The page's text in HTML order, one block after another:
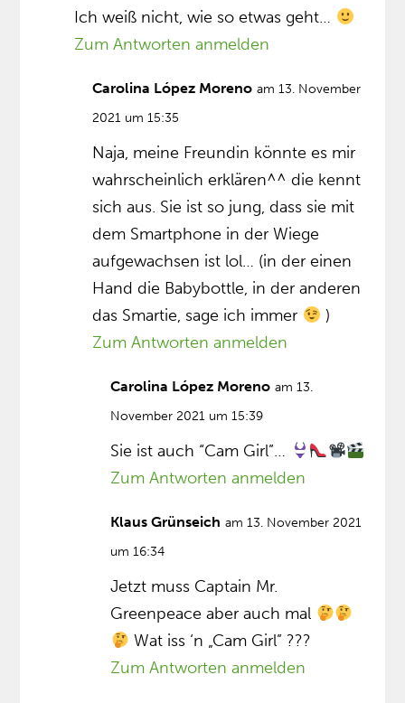
Ich weiß nicht, wie so etwas geht…
Zum Antworten anmelden
Carolina López Moreno am 13. November
2021 um 15:35
Naja, meine Freundin könnte es mir
wahrscheinlich erklären^^ die kennt
sich aus. Sie ist so jung, dass sie mit
dem Smartphone in der Wiege
aufgewachsen ist lol… (in der einen
Hand die Babybottle, in der anderen
das Smartie, sage ich immer
)
Zum Antworten anmelden
Carolina López Moreno am 13.
November 2021 um 15:39
Sie ist auch “Cam Girl”…
Zum Antworten anmelden
Klaus Grünseich am 13. November 2021
um 16:34
Jetzt muss Captain Mr.
Greenpeace aber auch mal
Wat iss ‘n „Cam Girl” ???
Zum Antworten anmelden